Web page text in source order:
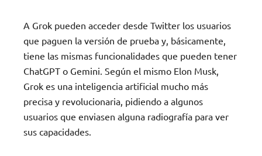
A Grok pueden acceder desde Twitter los usuarios
que paguen la versión de prueba y, básicamente,
tiene las mismas funcionalidades que pueden tener
ChatGPT o Gemini. Según el mismo Elon Musk,
Grok es una inteligencia artificial mucho más
precisa y revolucionaria, pidiendo a algunos
usuarios que enviasen alguna radiografía para ver
sus capacidades.